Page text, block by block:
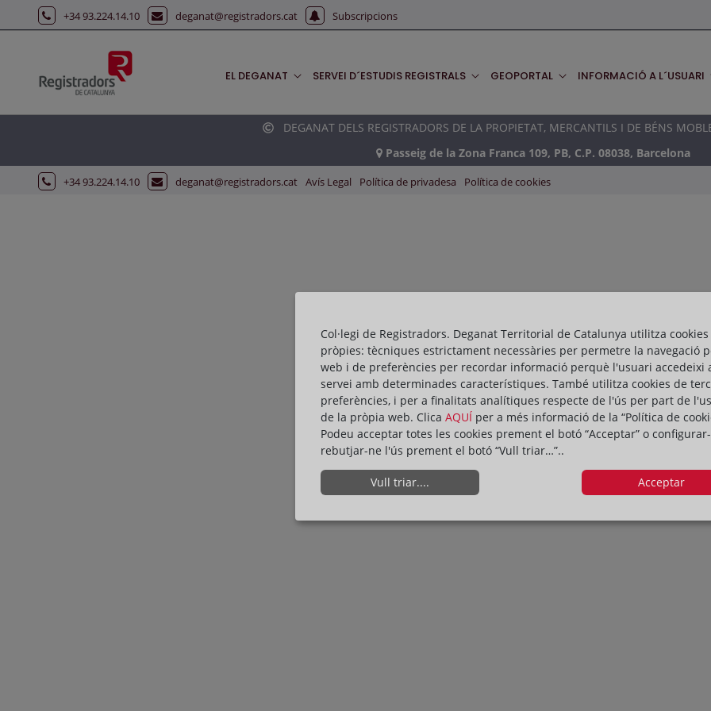
Salta al contingut principal
+34 93.224.14.10 deganat@registradors.cat Subscripcions
EL DEGANAT SERVEI D´ESTUDIS REGISTRALS GEOPORTAL INFORMACIÓ A L´USUARI
DEGANAT DELS REGISTRADORS DE LA PROPIETAT, MERCANTILS I DE BÉNS
Passeig de la Zona Franca 109, PB, C.P. 08038, Barcelona
+34 93.224.14.10 deganat@registradors.cat Avís Legal Política de privadesa Política de cookies
Col·legi de Registradors. Deganat Territorial de Catalunya utilitza cookies
pròpies: tècniques estrictament necessàries per permetre la navegació
web i de preferències per recordar informació perquè l'usuari accedeixi
servei amb determinades característiques. També utilitza cookies de
preferències, i per a finalitats analítiques respecte de l'ús per part de
de la pròpia web. Clica AQUÍ per a més informació de la “Política de
Podeu acceptar totes les cookies prement el botó “Acceptar” o
rebutjar-ne l'ús prement el botó “Vull triar…”..
Vull triar.... Acceptar